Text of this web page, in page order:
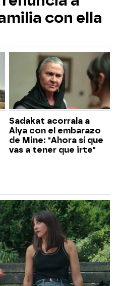
con ella
Sadakat acorrala a
Alya con el embarazo
de Mine: "Ahora sí que
vas a tener que irte"